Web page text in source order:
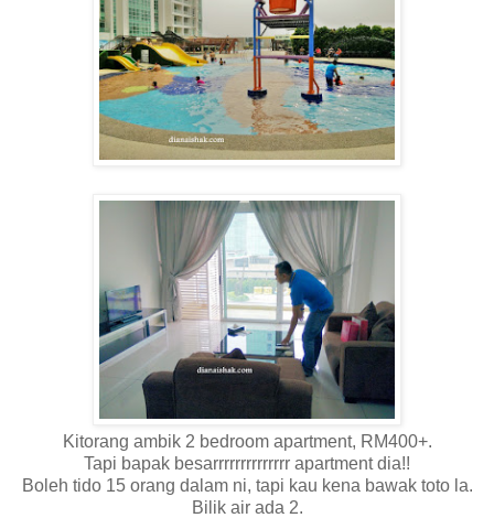
Kitorang ambik 2 bedroom apartment, RM400+.
Tapi bapak besarrrrrrrrrrrrrr apartment dia!!
Boleh tido 15 orang dalam ni, tapi kau kena bawak toto la.
Bilik air ada 2.